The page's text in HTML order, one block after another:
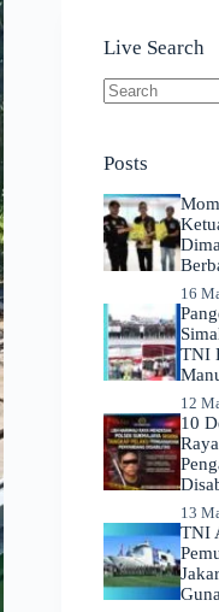
Live Search
Posts
16
TNI
12
​10
13
TNI